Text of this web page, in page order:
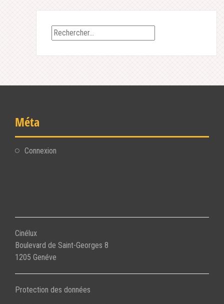
Rechercher :
Méta
Connexion
Cinélux
Boulevard de Saint-Georges 8
1205 Genéve
Protection des données